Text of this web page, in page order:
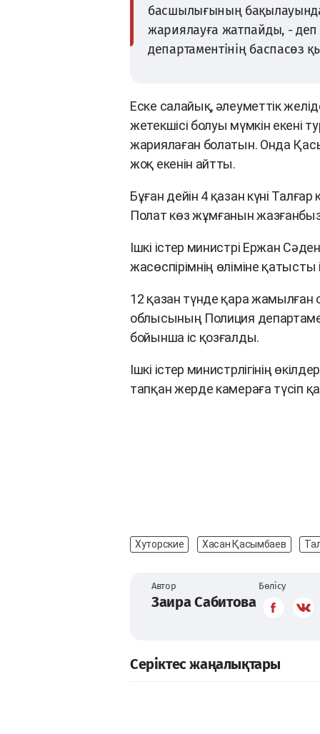
басшылығының
жариялауға жатпайды, -
департаментінің баспасөз
Еске салайық, әлеуметтік
жетекшісі болуы мүмкін екені
жариялаған болатын. Онда
жоқ екенін айтты.
Бұған дейін 4 қазан күні
Полат көз жұмғанын
Ішкі істер министрі Ержан
жасөспірімнің өліміне
12 қазан түнде қара жамылған
облысының Полиция
бойынша іс қозғалды.
Ішкі істер министрлігінің
тапқан жерде камераға түсіп
Хуторские Хасан Қасымбаев
Автор
Заира Сабитова
Бөлісу
Серіктес жаңалықтары